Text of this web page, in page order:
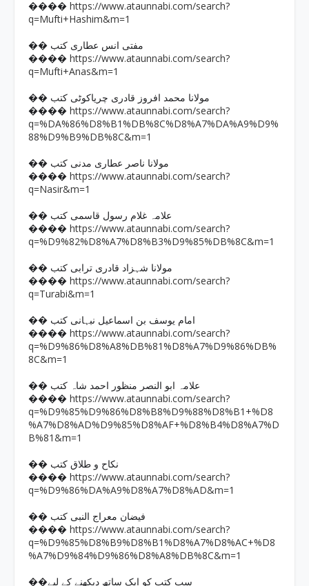
���� https://www.ataunnabi.com/search?
q=Mufti+Hashim&m=1
�� مفتی انس عطاری کتب
���� https://www.ataunnabi.com/search?
q=Mufti+Anas&m=1
�� مولانا محمد افروز قادری چریاکوٹی کتب
���� https://www.ataunnabi.com/search?
q=%DA%86%D8%B1%DB%8C%D8%A7%DA%A9%D9%
88%D9%B9%DB%8C&m=1
�� مولانا ناصر عطاری مدنی کتب
���� https://www.ataunnabi.com/search?
q=Nasir&m=1
�� علامہ غلام رسول قاسمی کتب
���� https://www.ataunnabi.com/search?
q=%D9%82%D8%A7%D8%B3%D9%85%DB%8C&m=1
�� مولانا شہزاد قادری ترابی کتب
���� https://www.ataunnabi.com/search?
q=Turabi&m=1
�� امام یوسف بن اسماعیل نبہانی کتب
���� https://www.ataunnabi.com/search?
q=%D9%86%D8%A8%DB%81%D8%A7%D9%86%DB%
8C&m=1
�� علامہ ابو النصر منظور احمد شاہ کتب
���� https://www.ataunnabi.com/search?
q=%D9%85%D9%86%D8%B8%D9%88%D8%B1+%D8
%A7%D8%AD%D9%85%D8%AF+%D8%B4%D8%A7%D
B%81&m=1
�� نکاح و طلاق کتب
���� https://www.ataunnabi.com/search?
q=%D9%86%DA%A9%D8%A7%D8%AD&m=1
�� فیضان معراج النبی کتب
���� https://www.ataunnabi.com/search?
q=%D9%85%D8%B9%D8%B1%D8%A7%D8%AC+%D8
%A7%D9%84%D9%86%D8%A8%DB%8C&m=1
��سب کتب کو ایک ساتھ دیکھنے کے لیے